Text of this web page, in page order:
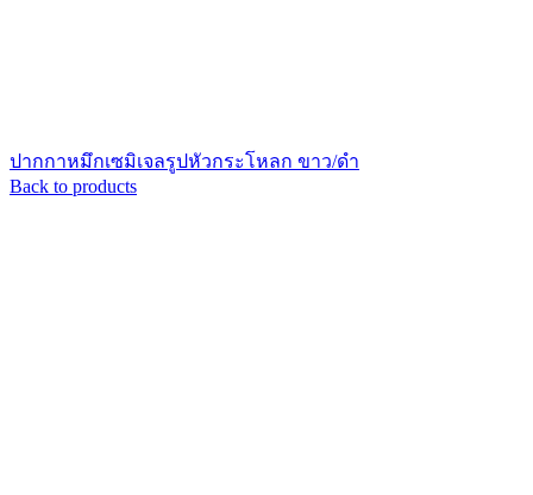
ปากกาหมึกเซมิเจลรูปหัวกระโหลก ขาว/ดำ
Back to products